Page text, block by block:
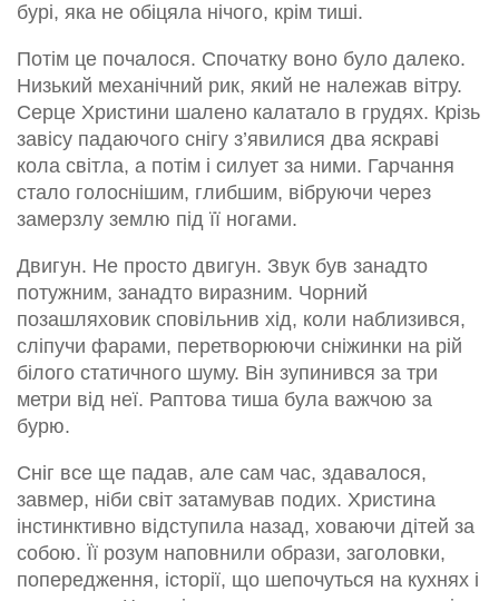
бурі, яка не обіцяла нічого, крім тиші.
Потім це почалося. Спочатку воно було далеко.
Низький механічний рик, який не належав вітру.
Серце Христини шалено калатало в грудях. Крізь
завісу падаючого снігу з’явилися два яскраві
кола світла, а потім і силует за ними. Гарчання
стало голоснішим, глибшим, вібруючи через
замерзлу землю під її ногами.
Двигун. Не просто двигун. Звук був занадто
потужним, занадто виразним. Чорний
позашляховик сповільнив хід, коли наблизився,
сліпучи фарами, перетворюючи сніжинки на рій
білого статичного шуму. Він зупинився за три
метри від неї. Раптова тиша була важчою за
бурю.
Сніг все ще падав, але сам час, здавалося,
завмер, ніби світ затамував подих. Христина
інстинктивно відступила назад, ховаючи дітей за
собою. Її розум наповнили образи, заголовки,
попередження, історії, що шепочуться на кухнях і